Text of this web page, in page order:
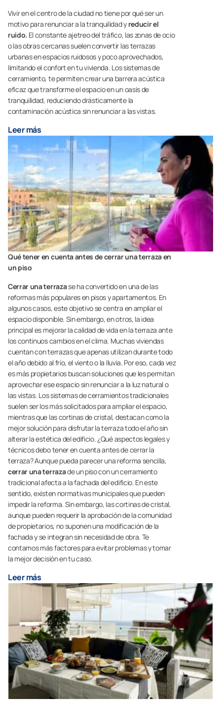
Vivir en el centro de la ciudad no tiene por qué ser un
motivo para renunciar a la tranquilidad y reducir el
ruido. El constante ajetreo del tráfico, las zonas de ocio
o las obras cercanas suelen convertir las terrazas
urbanas en espacios ruidosos y poco aprovechados,
limitando el confort en tu vivienda. Los sistemas de
cerramiento, te permiten crear una barrera acústica
eficaz que transforme el espacio en un oasis de
tranquilidad, reduciendo drásticamente la
contaminación acústica sin renunciar a las vistas.
Leer más
Qué tener en cuenta antes de cerrar una terraza en
un piso
Cerrar una terrazase ha convertido en una de las
reformas más populares en pisos y apartamentos. En
algunos casos, este objetivo se centra en ampliar el
espacio disponible. Sin embargo, en otros, la idea
principal es mejorar la calidad de vida en la terraza ante
los continuos cambios en el clima. Muchas viviendas
cuentan con terrazas que apenas utilizan durante todo
el año debido al frío, el viento o la lluvia. Por eso, cada vez
es más propietarios buscan soluciones que les permitan
aprovechar ese espacio sin renunciar a la luz natural o
las vistas. Los sistemas de cerramientos tradicionales
suelen ser los más solicitados para ampliar el espacio,
mientras que las cortinas de cristal, destacan como la
mejor solución para disfrutar la terraza todo el año sin
alterar la estética del edificio. ¿Qué aspectos legales y
técnicos debo tener en cuenta antes de cerrar la
terraza? Aunque pueda parecer una reforma sencilla,
cerrar una terrazade un piso con un cerramiento
tradicional afecta a la fachada del edificio. En este
sentido, existen normativas municipales que pueden
impedir la reforma. Sin embargo, las cortinas de cristal,
aunque pueden requerir la aprobación de la comunidad
de propietarios, no suponen una modificación de la
fachada y se integran sin necesidad de obra. Te
contamos más factores para evitar problemas y tomar
la mejor decisión en tu caso.
Leer más